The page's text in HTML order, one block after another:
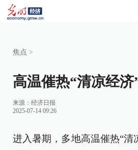
焦点 >
高温催热“清凉经济
来源： 经济日报
2025-07-14 09:26
进入暑期，多地高温催热“清